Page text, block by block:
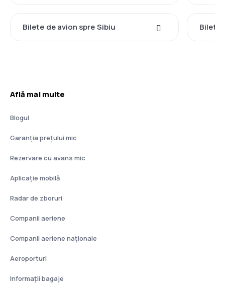
Bilete de avion spre Sibiu Bilete
Află mai multe
Blogul
Garanția prețului mic
Rezervare cu avans mic
Aplicație mobilă
Radar de zboruri
Companii aeriene
Companii aeriene naţionale
Aeroporturi
Informații bagaje